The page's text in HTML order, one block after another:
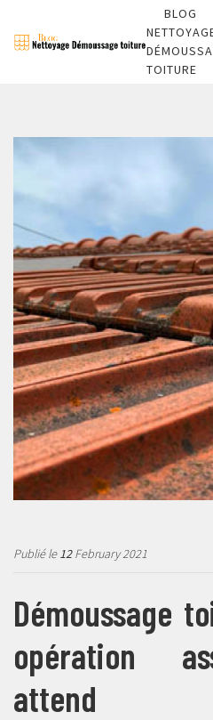
BLOG
TOITURE
Publié le12February 2021
Démoussage
opération
attend